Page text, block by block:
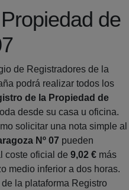
de
de Registradores de la
podrá realizar todos los
de la Propiedad de
desde su casa u oficina.
solicitar una nota simple al
Nº 07 pueden
coste oficial de 9,02 € más
medio inferior a dos horas.
la plataforma Registro